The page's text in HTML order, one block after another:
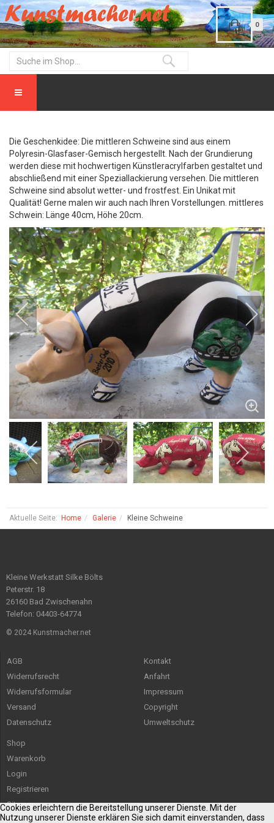
0
Die Geschenkidee: Die mittleren Schweine sind aus einem
Polyresin-Glasfaser-Gemisch hergestellt. Nach der Grundierung
werden diese mit hochwertigen Künstleracrylfarben gestaltet und
abschließend mit einer Speziallackierung versehen. Die mittleren
Schweine sind absolut wetter- und frostfest. Ein Unikat mit
Qualität! Gerne malen wir auch nach Ihren Vorstellungen. mittleres
Schwein: Länge 40cm, Höhe 20cm.
Aktuelle Seite: Home Galerie Kleine Schweine
Kleine Werkstatt Silke Bölts
Peterstr. 18
26160 Bad Zwischenahn
Telefon: 04403-64774
© 2024 Kunstmacher.net
AGB
Widerrufsrecht
Widerrufsformular
Versand
Datenschutz
Kontakt
Anfahrt
Impressum
Copyright
Umweltschutz
Shop
Warenkorb
Login
Registrieren
Sitemap
Cookies erleichtern die Bereitstellung unserer Dienste. Mit der
Nutzung unserer Dienste erklären Sie sich damit einverstanden, dass